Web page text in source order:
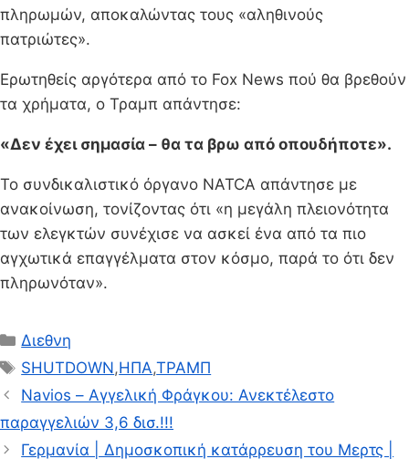
πληρωμών, αποκαλώντας τους «αληθινούς
πατριώτες».
Ερωτηθείς αργότερα από το Fox News πού θα βρεθούν
τα χρήματα, ο Τραμπ απάντησε:
«Δεν έχει σημασία – θα τα βρω από οπουδήποτε».
Το συνδικαλιστικό όργανο NATCA απάντησε με
ανακοίνωση, τονίζοντας ότι «η μεγάλη πλειονότητα
των ελεγκτών συνέχισε να ασκεί ένα από τα πιο
αγχωτικά επαγγέλματα στον κόσμο, παρά το ότι δεν
πληρωνόταν».
Κατηγορίες
Διεθνη
Ετικέτες
SHUTDOWN,ΗΠΑ,ΤΡΑΜΠ
Navios – Αγγελική Φράγκου: Ανεκτέλεστο
παραγγελιών 3,6 δισ.!!!
Γερμανία | Δημοσκοπική κατάρρευση του Μερτς |